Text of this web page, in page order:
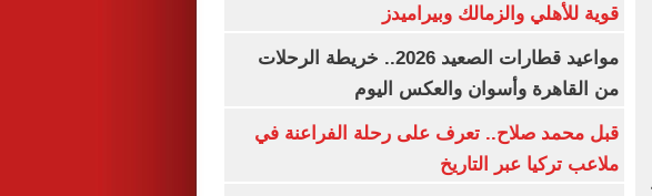
قوية للأهلي والزمالك وبيراميدز
مواعيد قطارات الصعيد 2026.. خريطة الرحلات
من القاهرة وأسوان والعكس اليوم
قبل محمد صلاح.. تعرف على رحلة الفراعنة في
ملاعب تركيا عبر التاريخ